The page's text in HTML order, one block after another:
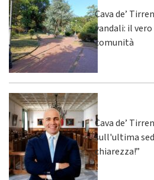
Cava de’
vandali: il
comunità
Cava de’
sull'ultima
chiarezza!”